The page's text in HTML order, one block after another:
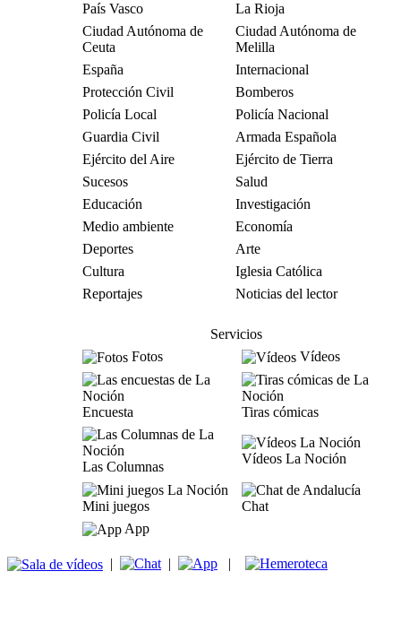
País Vasco
La Rioja
Ciudad Autónoma de
Ceuta
Ciudad Autónoma de
Melilla
España
Internacional
Protección Civil
Bomberos
Policía Local
Policía Nacional
Guardia Civil
Armada Española
Ejército del Aire
Ejército de Tierra
Sucesos
Salud
Educación
Investigación
Medio ambiente
Economía
Deportes
Arte
Cultura
Iglesia Católica
Reportajes
Noticias del lector
Servicios
Fotos
Vídeos
Encuesta Tiras cómicas
Las Columnas
Vídeos La Noción
Mini juegos
Chat
App
| | |